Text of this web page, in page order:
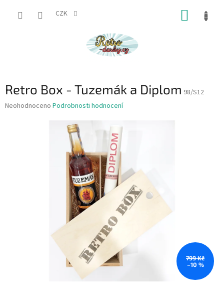
CZK
Retro Box - Tuzemák a Diplom 98/S12
Průměrné
Neohodnoceno Podrobnosti hodnocení
799 Kč
–10 %